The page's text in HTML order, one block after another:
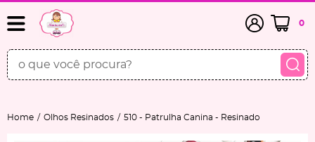
0
Home Olhos Resinados 510 - Patrulha Canina - Resinado